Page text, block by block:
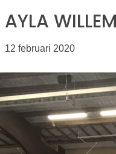
AYLA
12 februari 2020